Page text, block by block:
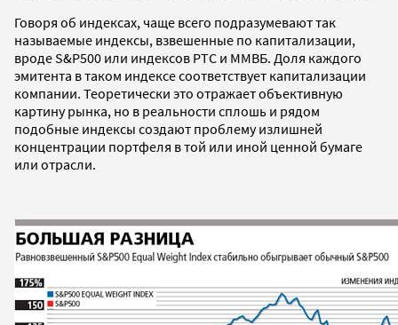
Говоря об индексах, чаще всего подразумевают так
называемые индексы, взвешенные по капитализации,
вроде S&P500 или индексов РТС и ММВБ. Доля каждого
эмитента в таком индексе соответствует капитализации
компании. Теоретически это отражает объективную
картину рынка, но в реальности сплошь и рядом
подобные индексы создают проблему излишней
концентрации портфеля в той или иной ценной бумаге
или отрасли.